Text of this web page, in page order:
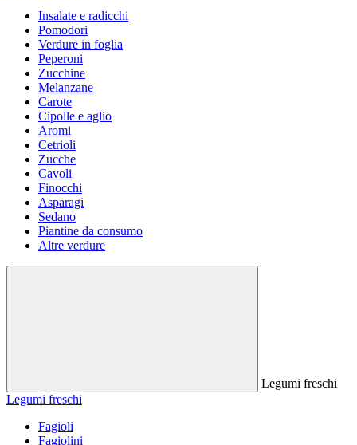
Insalate e radicchi
Pomodori
Verdure in foglia
Peperoni
Zucchine
Melanzane
Carote
Cipolle e aglio
Aromi
Cetrioli
Zucche
Cavoli
Finocchi
Asparagi
Sedano
Piantine da consumo
Altre verdure
Legumi freschi
Legumi freschi
Fagioli
Fagiolini